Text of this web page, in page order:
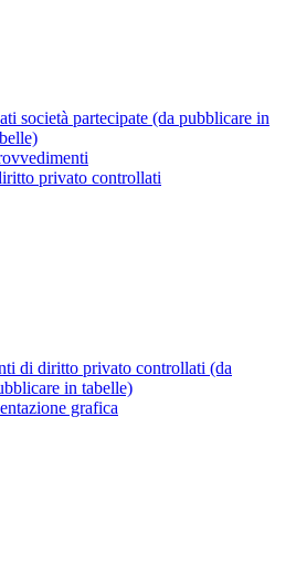
società partecipate (da pubblicare in
privato controllati
di diritto privato controllati (da
in tabelle)
grafica